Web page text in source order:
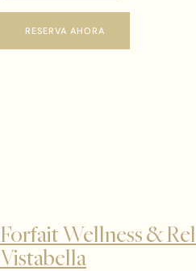
RESERVA AHORA
Forfait Wellness &
Vistabella